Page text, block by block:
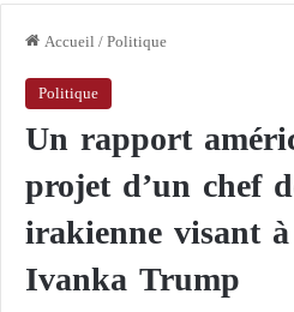
Accueil/Politique
Politique
Un rapport
projet d’un chef
irakienne visant
Ivanka Trump